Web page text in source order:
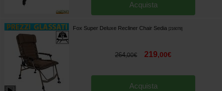
Acquista
Fox Super Deluxe Recliner Chair Sedia 216078]
264,00€ 219,00€
Acquista